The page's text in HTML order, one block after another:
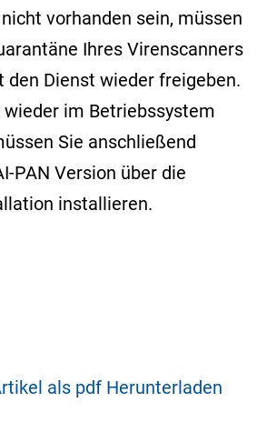
vorhanden sein, müssen
Ihres Virenscanners
den Dienst wieder freigeben.
im Betriebssystem
Sie anschließend
PAN Version über die
installieren.
als pdf Herunterladen